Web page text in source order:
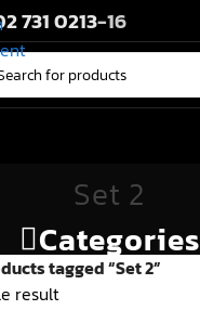
731 0213-16
Set 2
Categories
tagged “Set 2”
result